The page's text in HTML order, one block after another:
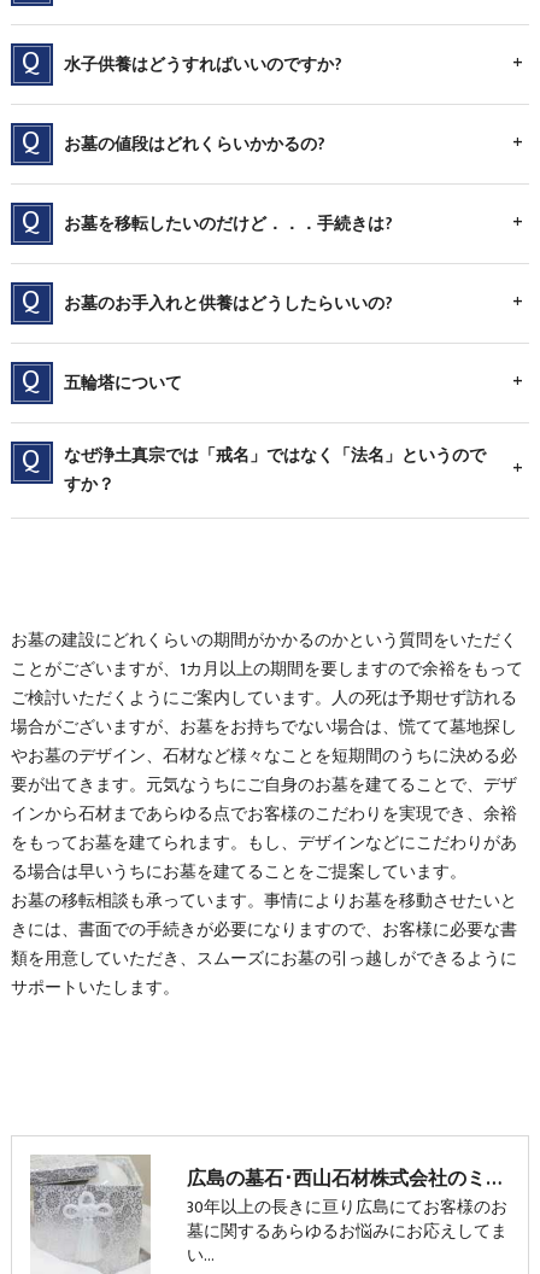
水子供養はどうすればいいのですか?
お墓の値段はどれくらいかかるの?
お墓を移転したいのだけど．．．手続きは?
お墓のお手入れと供養はどうしたらいいの?
五輪塔について
なぜ浄土真宗では「戒名」ではなく「法名」というので
すか？
お墓の建設にどれくらいの期間がかかるのかという質問をいただく
ことがございますが、1カ月以上の期間を要しますので余裕をもって
ご検討いただくようにご案内しています。人の死は予期せず訪れる
場合がございますが、お墓をお持ちでない場合は、慌てて墓地探し
やお墓のデザイン、石材など様々なことを短期間のうちに決める必
要が出てきます。元気なうちにご自身のお墓を建てることで、デザ
インから石材まであらゆる点でお客様のこだわりを実現でき、余裕
をもってお墓を建てられます。もし、デザインなどにこだわりがあ
る場合は早いうちにお墓を建てることをご提案しています。
お墓の移転相談も承っています。事情によりお墓を移動させたいと
きには、書面での手続きが必要になりますので、お客様に必要な書
類を用意していただき、スムーズにお墓の引っ越しができるように
サポートいたします。
広島の墓石･西山石材株式会社のミニ情報
30年以上の長きに亘り広島にてお客様のお
墓に関するあらゆるお悩みにお応えしてま
い…